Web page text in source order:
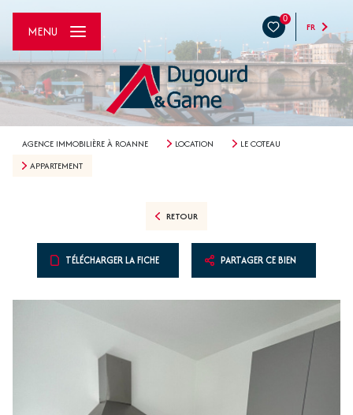
0
FR
MENU
AGENCE IMMOBILIÈRE À ROANNE LOCATION
LE COTEAU
APPARTEMENT
RETOUR
TÉLÉCHARGER LA FICHE PARTAGER CE BIEN